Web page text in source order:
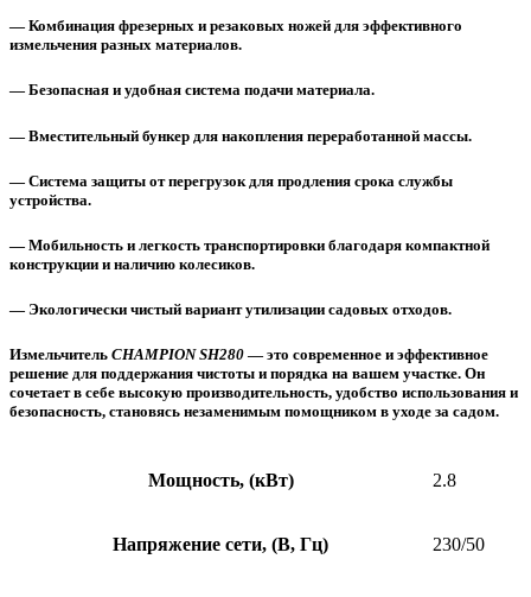
— Комбинация фрезерных и резаковых ножей для эффективного
измельчения разных материалов.
— Безопасная и удобная система подачи материала.
— Вместительный бункер для накопления переработанной массы.
— Система защиты от перегрузок для продления срока службы
устройства.
— Мобильность и легкость транспортировки благодаря компактной
конструкции и наличию колесиков.
— Экологически чистый вариант утилизации садовых отходов.
Измельчитель CHAMPION SH280 — это современное и эффективное
решение для поддержания чистоты и порядка на вашем участке. Он
сочетает в себе высокую производительность, удобство использования и
безопасность, становясь незаменимым помощником в уходе за садом.
Мощность, (кВт) 2.8
Напряжение сети, (В, Гц) 230/50